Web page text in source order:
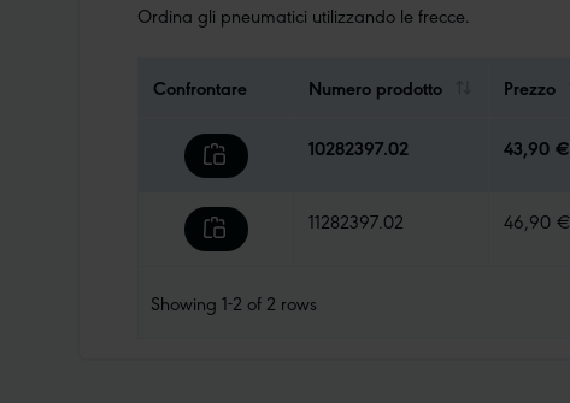
Ordina gli pneumatici utilizzando le frecce.
Confrontare Numero prodotto Prezzo
10282397.02 43,90 €
11282397.02 46,90 €
Showing 1-2 of 2 rows